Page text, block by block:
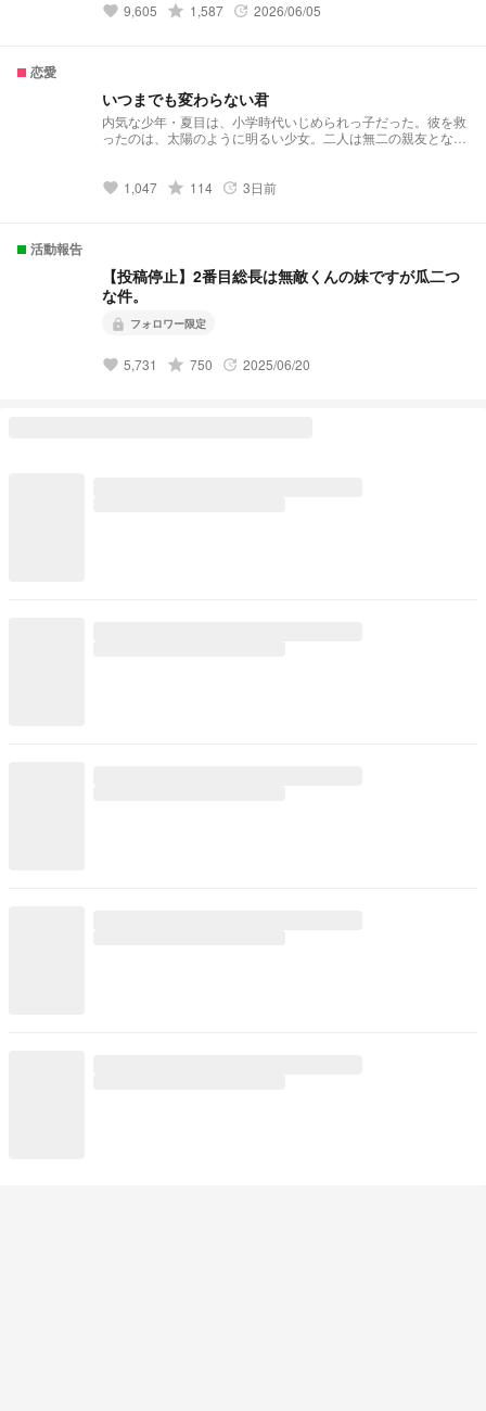
favorite 9,605 grade 1,587 update 2026/06/05
恋愛
いつまでも変わらない君
内気な少年・夏目は、小学時代いじめられっ子だった。彼を救
ったのは、太陽のように明るい少女。二人は無二の親友となる
校生になった夏目は転校先で信じられない光景を目にする。そ
る事件に巻き込まれていく。
favorite 1,047 grade 114 update 3日前
活動報告
【投稿停止】2番目総長は無敵くんの妹ですが瓜二つ
な件。
lock フォロワー限定
favorite 5,731 grade 750 update 2025/06/20